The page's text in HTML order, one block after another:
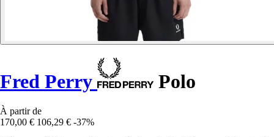
Fred Perry Polo
À partir de
170,00 € 106,29 € -37%